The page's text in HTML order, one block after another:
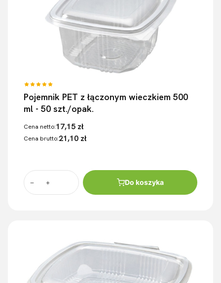
Pojemnik PET z łączonym wieczkiem 500
ml - 50 szt./opak.
Cena netto:17,15 zł
Cena brutto:21,10 zł
Do koszyka